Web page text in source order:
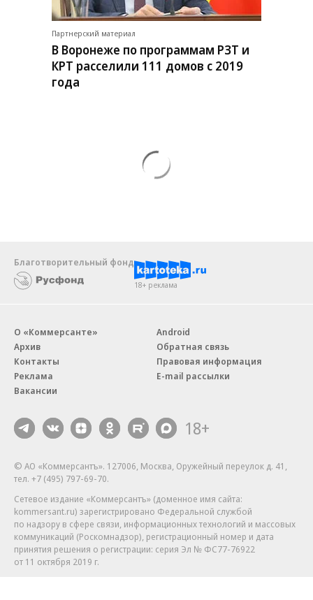
Партнерский материал
В Воронеже по программам РЗТ и
КРТ расселили 111 домов с 2019
года
Благотворительный фонд
18+ реклама
О «Коммерсанте»
Архив
Контакты
Реклама
Вакансии
Android
Обратная связь
Правовая информация
E-mail рассылки
18+
© АО «Коммерсантъ». 127006, Москва, Оружейный переулок д. 41,
тел. +7 (495) 797-69-70.
Сетевое издание «Коммерсантъ» (доменное имя сайта:
kommersant.ru) зарегистрировано Федеральной службой
по надзору в сфере связи, информационных технологий и массовых
коммуникаций (Роскомнадзор), регистрационный номер и дата
принятия решения о регистрации: серия Эл № ФС77-76922
от 11 октября 2019 г.